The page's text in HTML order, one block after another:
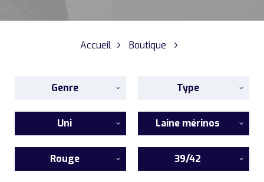
Accueil Boutique
Genre Type
Uni Laine mérinos
Rouge 39/42